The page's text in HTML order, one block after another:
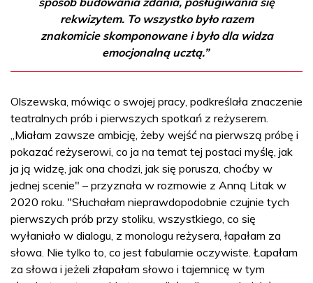
rekwizytem. To wszystko było razem
znakomicie skomponowane i było dla widza
emocjonalną ucztą.”
Olszewska, mówiąc o swojej pracy, podkreślała znaczenie
teatralnych prób i pierwszych spotkań z reżyserem.
„Miałam zawsze ambicję, żeby wejść na pierwszą próbę i
pokazać reżyserowi, co ja na temat tej postaci myślę, jak
ja ją widzę, jak ona chodzi, jak się porusza, choćby w
jednej scenie" – przyznała w rozmowie z Anną Litak w
2020 roku. "Słuchałam nieprawdopodobnie czujnie tych
pierwszych prób przy stoliku, wszystkiego, co się
wyłaniało w dialogu, z monologu reżysera, łapałam za
słowa. Nie tylko to, co jest fabularnie oczywiste. Łapałam
za słowa i jeżeli złapałam słowo i tajemnicę w tym